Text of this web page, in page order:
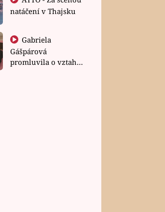
natáčení v Thajsku
Gabriela
Gášpárová
promluvila o vztahu